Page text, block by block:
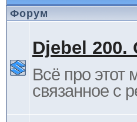
Форум
Djebel
Всё про этот
связанное с